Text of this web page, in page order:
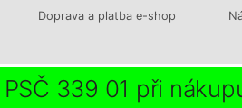
Doprava a platba e-shop
PSČ 339 01 při